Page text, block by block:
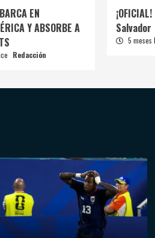
EN
Y ABSORBE A
Redacción
Salvador
5